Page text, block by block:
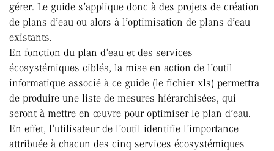
gérer. Le guide s’applique donc à des projets de création
de plans d’eau ou alors à l’optimisation de plans d’eau
existants.
En fonction du plan d’eau et des services
écosystémiques ciblés, la mise en action de l’outil
informatique associé à ce guide (le fichier xls) permettra
de produire une liste de mesures hiérarchisées, qui
seront à mettre en œuvre pour optimiser le plan d’eau.
En effet, l’utilisateur de l’outil identifie l’importance
attribuée à chacun des cinq services écosystémiques